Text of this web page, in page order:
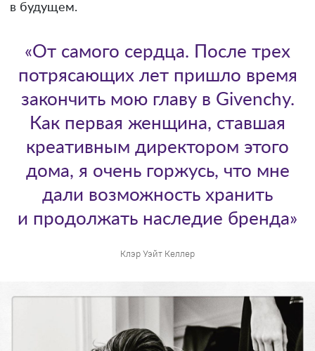
в будущем.
Клэр Уэйт Келлер
«От самого сердца. После трех
потрясающих лет пришло время
закончить мою главу в Givenchy.
Как первая женщина, ставшая
креативным директором этого
дома, я очень горжусь, что мне
дали возможность хранить
и продолжать наследие бренда»